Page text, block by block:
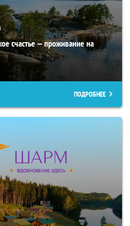
счастье — проживание на
ПОДРОБНЕЕ